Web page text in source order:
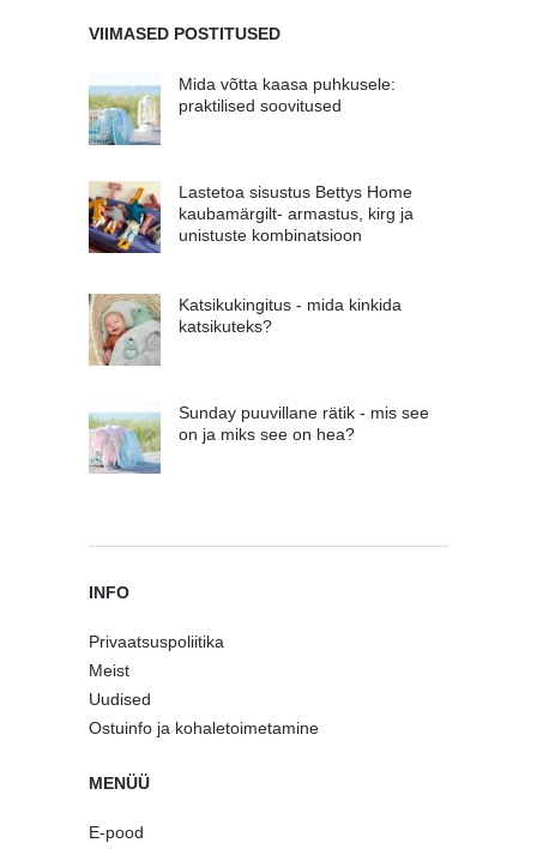
VIIMASED POSTITUSED
Mida võtta kaasa puhkusele:
praktilised soovitused
Lastetoa sisustus Bettys Home
kaubamärgilt- armastus, kirg ja
unistuste kombinatsioon
Katsikukingitus - mida kinkida
katsikuteks?
Sunday puuvillane rätik - mis see
on ja miks see on hea?
INFO
Privaatsuspoliitika
Meist
Uudised
Ostuinfo ja kohaletoimetamine
MENÜÜ
E-pood